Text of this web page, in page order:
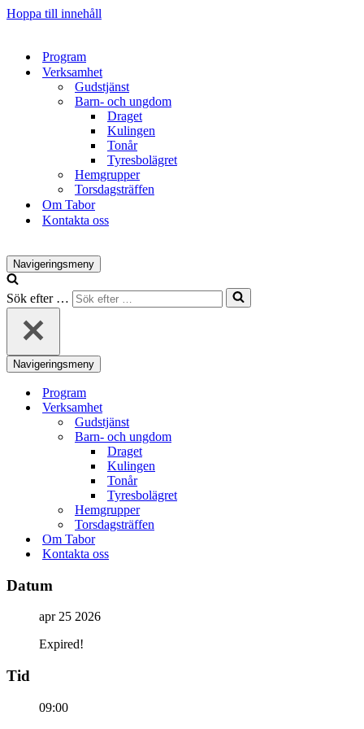
Hoppa till innehåll
Program
Verksamhet
Gudstjänst
Barn- och ungdom
Draget
Kulingen
Tonår
Tyresbolägret
Hemgrupper
Torsdagsträffen
Om Tabor
Kontakta oss
Navigeringsmeny
Sök efter …
Navigeringsmeny
Program
Verksamhet
Gudstjänst
Barn- och ungdom
Draget
Kulingen
Tonår
Tyresbolägret
Hemgrupper
Torsdagsträffen
Om Tabor
Kontakta oss
Datum
apr 25 2026
Expired!
Tid
09:00